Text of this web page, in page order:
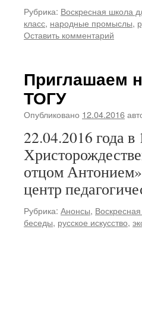
Рубрика: Воскресная школа
класс, народные промыслы,
Оставить комментарий
Приглашаем
ТОГУ
Опубликовано 12.04.2016
22.04.2016 года
отцом
центр
Рубрика: Анонсы,
беседы, русское искусство,